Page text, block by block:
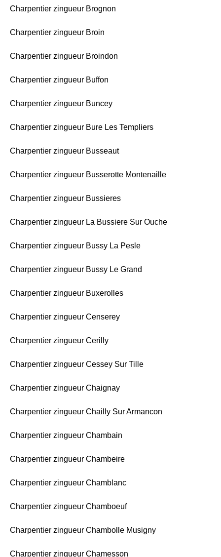
Charpentier zingueur Brognon
Charpentier zingueur Broin
Charpentier zingueur Broindon
Charpentier zingueur Buffon
Charpentier zingueur Buncey
Charpentier zingueur Bure Les Templiers
Charpentier zingueur Busseaut
Charpentier zingueur Busserotte Montenaille
Charpentier zingueur Bussieres
Charpentier zingueur La Bussiere Sur Ouche
Charpentier zingueur Bussy La Pesle
Charpentier zingueur Bussy Le Grand
Charpentier zingueur Buxerolles
Charpentier zingueur Censerey
Charpentier zingueur Cerilly
Charpentier zingueur Cessey Sur Tille
Charpentier zingueur Chaignay
Charpentier zingueur Chailly Sur Armancon
Charpentier zingueur Chambain
Charpentier zingueur Chambeire
Charpentier zingueur Chamblanc
Charpentier zingueur Chamboeuf
Charpentier zingueur Chambolle Musigny
Charpentier zingueur Chamesson